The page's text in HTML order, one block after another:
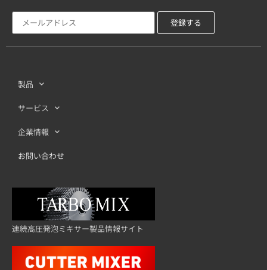
製品
サービス
企業情報
お問い合わせ
連続高圧発泡ミキサー製品情報サイト